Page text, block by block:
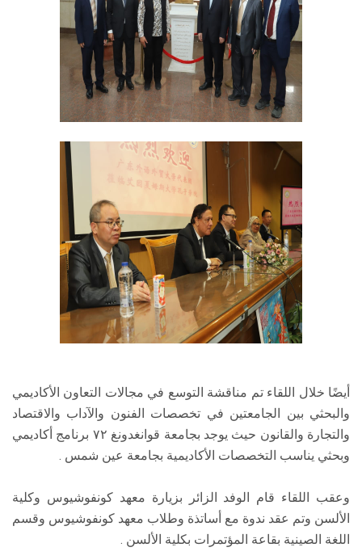
أيضًا خلال اللقاء تم مناقشة التوسع في مجالات التعاون الأكاديمي
والبحثي بين الجامعتين في تخصصات الفنون والآداب والاقتصاد
والتجارة والقانون حيث يوجد بجامعة قوانغدونغ ٧٢ برنامج أكاديمي
وبحثي يناسب التخصصات الأكاديمية بجامعة عين شمس .
وعقب اللقاء قام الوفد الزائر بزيارة معهد كونفوشيوس وكلية
الألسن وتم عقد ندوة مع أساتذة وطلاب معهد كونفوشيوس وقسم
اللغة الصينية بقاعة المؤتمرات بكلية الألسن .